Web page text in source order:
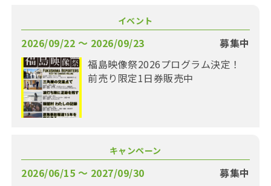
イベント
2026/09/22 〜 2026/09/23
募集中
福島映像祭2026プログラム決定！
前売り限定1日券販売中
キャンペーン
2026/06/15 〜 2027/09/30
募集中